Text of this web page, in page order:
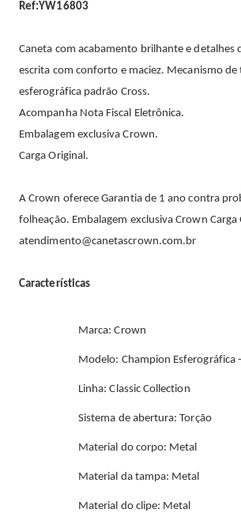
Ref:YW16803
Caneta com acabamento brilhante e detalhes
escrita com conforto e maciez. Mecanismo de
esferográfica padrão Cross.
Acompanha Nota Fiscal Eletrônica.
Embalagem exclusiva Crown.
Carga Original.
A Crown oferece Garantia de 1 ano contra
folheação. Embalagem exclusiva Crown Carga
atendimento@canetascrown.com.br
Características
Marca: Crown
Modelo: Champion Esferográfica
Linha: Classic Collection
Sistema de abertura: Torção
Material do corpo: Metal
Material da tampa: Metal
Material do clipe: Metal